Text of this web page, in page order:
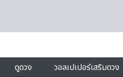
ดูดวง วอลเปเปอร์เสริมดวง